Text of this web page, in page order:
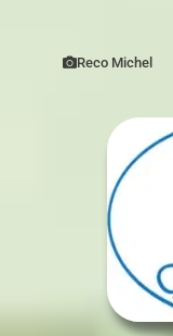
Reco Michel